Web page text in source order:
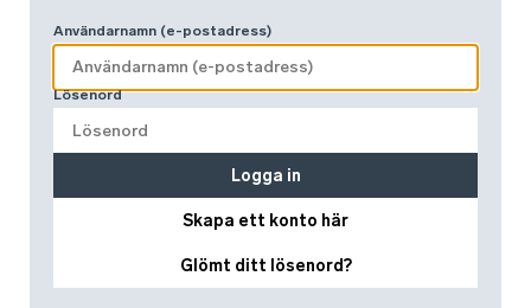
Användarnamn (e-postadress)
Lösenord
Skapa ett konto här
Glömt ditt lösenord?
Logga in